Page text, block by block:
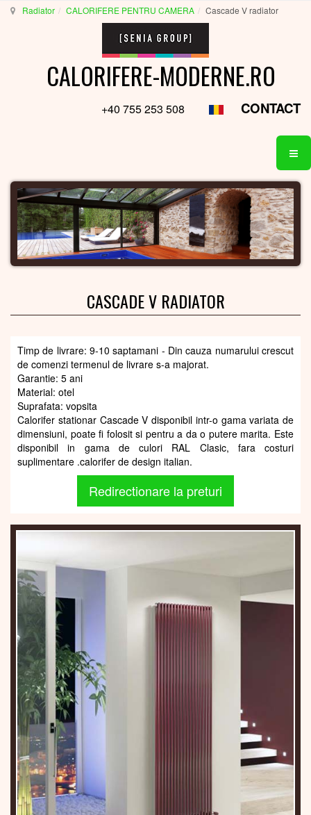
Radiator CALORIFERE PENTRU CAMERA Cascade V radiator
CALORIFERE-MODERNE.RO
+40 755 253 508 CONTACT
CASCADE V RADIATOR
Timp de livrare: 9-10 saptamani - Din cauza numarului crescut
de comenzi termenul de livrare s-a majorat.
Garantie: 5 ani
Material: otel
Suprafata: vopsita
Calorifer stationar Cascade V disponibil intr-o gama variata de
dimensiuni, poate fi folosit si pentru a da o putere marita. Este
disponibil in gama de culori RAL Clasic, fara costuri
suplimentare .calorifer de design italian.
Redirectionare la preturi